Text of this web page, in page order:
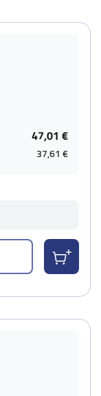
47,01 €
37,61 €